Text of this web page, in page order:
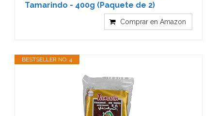
Tamarindo - 400g (Paquete de 2)
Comprar en Amazon
BESTSELLER NO. 4